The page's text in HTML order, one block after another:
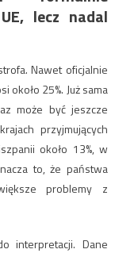
lecz nadal
Nawet oficjalnie
około 25%. Już sama
może być jeszcze
przyjmujących
około 13%, w
to, że państwa
problemy z
interpretacji. Dane